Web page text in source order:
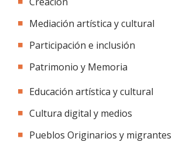
Mediación artística y cultural
Participación e inclusión
Patrimonio y Memoria
Educación artística y cultural
Cultura digital y medios
Pueblos Originarios y migrantes